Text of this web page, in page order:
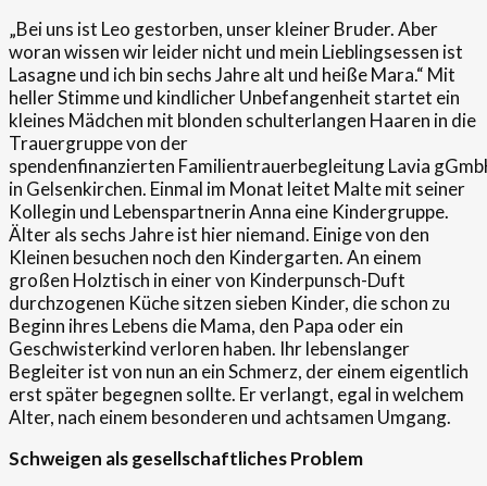
„Bei uns ist Leo gestorben, unser kleiner Bruder. Aber
woran wissen wir leider nicht und mein Lieblingsessen ist
Lasagne und ich bin sechs Jahre alt und heiße Mara.“ Mit
heller Stimme und kindlicher Unbefangenheit startet ein
kleines Mädchen mit blonden schulterlangen Haaren in die
Trauergruppe von der
spendenfinanzierten Familientrauerbegleitung Lavia
in Gelsenkirchen. Einmal im Monat leitet Malte mit seiner
Kollegin und Lebenspartnerin Anna eine Kindergruppe.
Älter als sechs Jahre ist hier niemand. Einige von den
Kleinen besuchen noch den Kindergarten. An einem
großen Holztisch in einer von Kinderpunsch-Duft
durchzogenen Küche sitzen sieben Kinder, die schon zu
Beginn ihres Lebens die Mama, den Papa oder ein
Geschwisterkind verloren haben. Ihr lebenslanger
Begleiter ist von nun an ein Schmerz, der einem eigentlich
erst später begegnen sollte. Er verlangt, egal in welchem
Alter, nach einem besonderen und achtsamen Umgang.
Schweigen als gesellschaftliches Problem